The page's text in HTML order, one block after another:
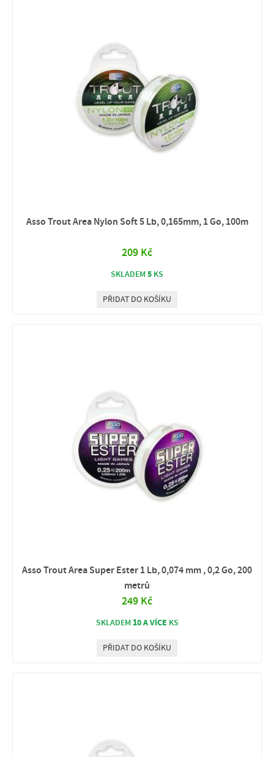
Asso Trout Area Nylon Soft 5 Lb, 0,165mm, 1 Go, 100m
209 Kč
SKLADEM5 KS
PŘIDAT DO KOŠÍKU
Asso Trout Area Super Ester 1 Lb, 0,074 mm , 0,2 Go, 200
metrů
249 Kč
SKLADEM 10 A VÍCE KS
PŘIDAT DO KOŠÍKU